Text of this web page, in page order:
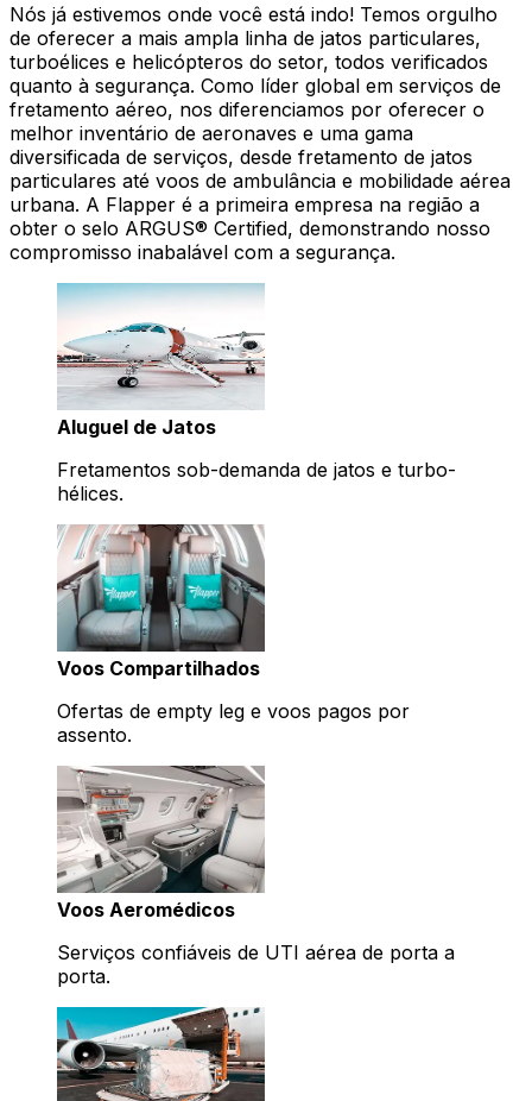
Nós já estivemos onde você está indo! Temos orgulho
de oferecer a mais ampla linha de jatos particulares,
turboélices e helicópteros do setor, todos verificados
quanto à segurança. Como líder global em serviços de
fretamento aéreo, nos diferenciamos por oferecer o
melhor inventário de aeronaves e uma gama
diversificada de serviços, desde fretamento de jatos
particulares até voos de ambulância e mobilidade aérea
urbana. A Flapper é a primeira empresa na região a
obter o selo ARGUS® Certified, demonstrando nosso
compromisso inabalável com a segurança.
Aluguel de Jatos
Fretamentos sob-demanda de jatos e turbo-
hélices.
Voos Compartilhados
Ofertas de empty leg e voos pagos por
assento.
Voos Aeromédicos
Serviços confiáveis de UTI aérea de porta a
porta.